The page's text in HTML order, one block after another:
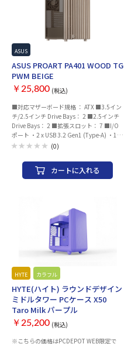
エーター：30mmまで 拡張スロット：7 ド
ライブベイ：2.5インチ(x2)、3.5インチ
(x1) 搭載端子：USB3.2Gen2Type-
C（x1） USB3.2Gen1Type-
A（x2） 3.5mmステレオミニ
（x1、CTIA規格） 搭載可能ラジエータ
背面:120mm 搭載
可能ファン：右側面:120mmx3
上
底面:140mmx2
背面:120mmx1 搭載済
みファン：右側
面:120mmx3（F120RGBCORECaseversion）
搭載済みファン性能：
回転
数:1300±130RPM
子:3ピン ダストフィルター：側面、上面、
底面のファン搭載用開口部に搭載 保証期
間：ご購入日より2年間
ASUS
ASUS PROART PA401 WOOD TG
PWM BEIGE
￥25,800 (税込)
■対応マザーボード規格 ： ATX ■3.5イン
チ/2.5インチ Drive Bays： 2 ■2.5インチ
Drive Bays： 2 ■拡張スロット： 7 ■I/O
ポート ・2 x USB 3.2 Gen1 (Type-A) ・1 x
USB 3.2 Gen2x2 (Type-C) ・1 x
互換性： Top: 120 / 140 / 240 mm ■垂直
拡張スロット： 2 ■最大GPU長： 315 mm
■最大CPUクーラーの高さ： 160 mm ■
140 mm / 2 x 120 mm ・Rear: 1 x 120 mm
■プリインストール・ファン ・Front: 2 x
取り外し可能なダストフィルター： Front
/ Bottom ■寸法： 412×225×503mm
変更される場合があります。
(0)
カートに入れる
HYTE カラフル
HYTE(ハイト) ラウンドデザイン
ミドルタワー PCケース X50
Taro Milk パープル
￥25,200 (税込)
※こちらの価格はPCDEPOT WEB限定で